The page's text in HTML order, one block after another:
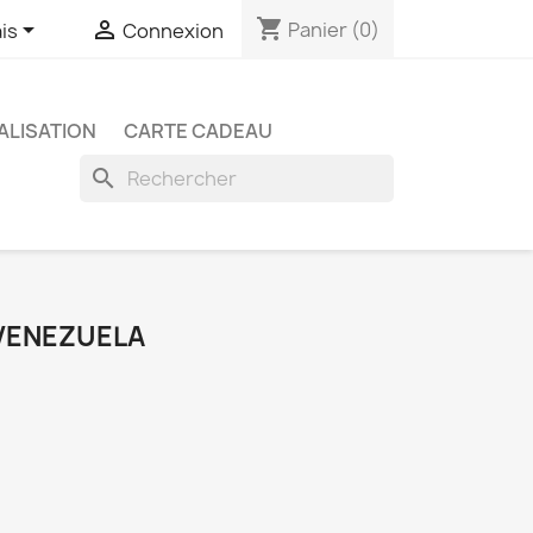
  Connexion shopping_cart Panier (0)
CARTE CADEAU
search